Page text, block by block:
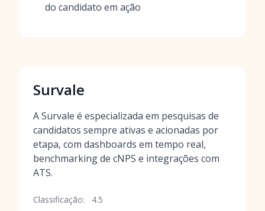
do candidato em ação
Survale
A Survale é especializada em pesquisas de
candidatos sempre ativas e acionadas por
etapa, com dashboards em tempo real,
benchmarking de cNPS e integrações com
ATS.
Classificação: 4.5